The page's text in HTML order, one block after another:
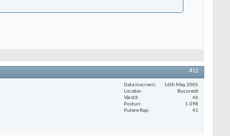
#12
Data înscrierii
16th May 2005
Locaţie
Bucuresti
Vârstă
46
Posturi
1.098
Putere Rep
41